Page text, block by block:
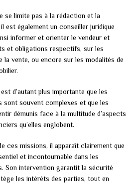
se limite pas à la rédaction et la
est également un conseiller juridique
informer et orienter le vendeur et
et obligations respectifs, sur les
la vente, ou encore sur les modalités de
d’autant plus importante que les
sont souvent complexes et que les
démunis face à la multitude d’aspects
qu’elles englobent.
ces missions, il apparaît clairement que
et incontournable dans les
Son intervention garantit la sécurité
les intérêts des parties, tout en